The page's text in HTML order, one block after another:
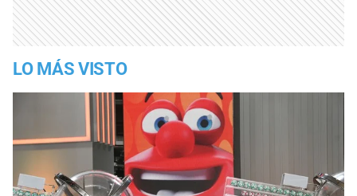
LO MÁS VISTO